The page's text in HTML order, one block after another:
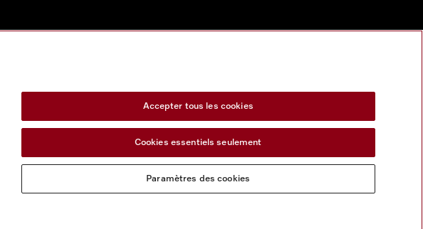
Accepter tous les cookies
Cookies essentiels seulement
Paramètres des cookies